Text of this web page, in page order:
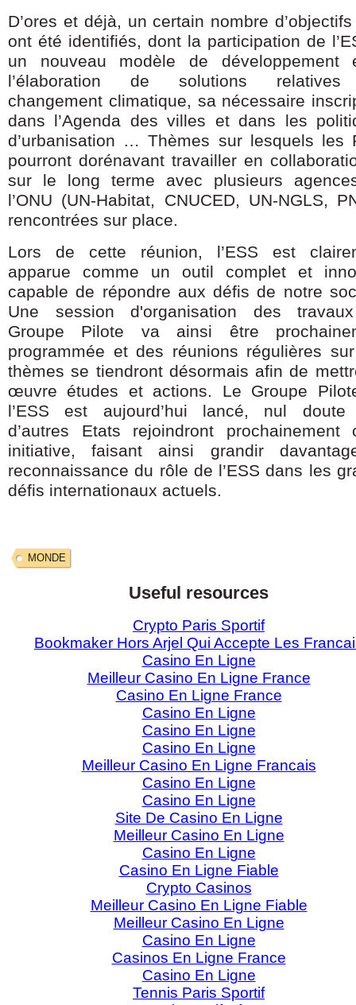
D’ores et déjà, un certain nombre
ont été identifiés, dont la participation de
un nouveau modèle de développement
l’élaboration de solutions
changement climatique, sa nécessaire
dans l’Agenda des villes et dans les
d’urbanisation … Thèmes sur lesquels les
pourront dorénavant travailler en
sur le long terme avec plusieurs
l’ONU (UN-Habitat, CNUCED, UN-NGLS,
rencontrées sur place.
Lors de cette réunion, l’ESS est
apparue comme un outil complet et
capable de répondre aux défis de notre
Une session d'organisation des
Groupe Pilote va ainsi être
programmée et des réunions régulières
thèmes se tiendront désormais afin de
œuvre études et actions. Le Groupe
l’ESS est aujourd’hui lancé, nul doute
d’autres Etats rejoindront prochainement
initiative, faisant ainsi grandir
reconnaissance du rôle de l’ESS dans les
défis internationaux actuels.
MONDE
Useful resources
Crypto Paris Sportif
Bookmaker Hors Arjel Qui Accepte Les
Casino En Ligne
Meilleur Casino En Ligne France
Casino En Ligne France
Casino En Ligne
Casino En Ligne
Casino En Ligne
Meilleur Casino En Ligne Francais
Casino En Ligne
Casino En Ligne
Site De Casino En Ligne
Meilleur Casino En Ligne
Casino En Ligne
Casino En Ligne Fiable
Crypto Casinos
Meilleur Casino En Ligne Fiable
Meilleur Casino En Ligne
Casino En Ligne
Casinos En Ligne France
Casino En Ligne
Tennis Paris Sportif